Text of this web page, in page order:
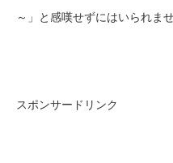
～」と感嘆せずにはいられま
スポンサードリンク